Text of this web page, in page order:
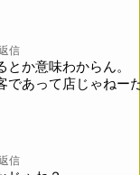
信
か意味わからん。
であって店じゃねー
信